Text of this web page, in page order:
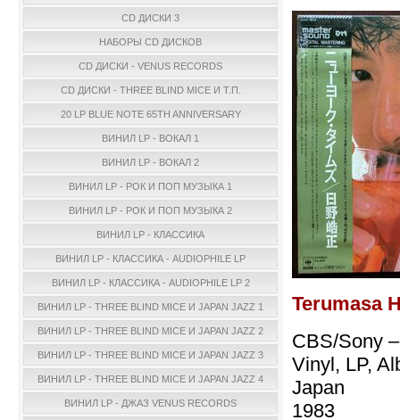
CD ДИСКИ 3
НАБОРЫ CD ДИСКОВ
CD ДИСКИ - VENUS RECORDS
CD ДИСКИ - THREE BLIND MICE И Т.П.
20 LP BLUE NOTE 65TH ANNIVERSARY
ВИНИЛ LP - ВОКАЛ 1
ВИНИЛ LP - ВОКАЛ 2
ВИНИЛ LP - РОК И ПОП МУЗЫКА 1
ВИНИЛ LP - РОК И ПОП МУЗЫКА 2
ВИНИЛ LP - КЛАССИКА
ВИНИЛ LP - КЛАССИКА - AUDIOPHILE LP
ВИНИЛ LP - КЛАССИКА - AUDIOPHILE LP 2
ВИНИЛ LP - THREE BLIND MICE И JAPAN JAZZ 1
ВИНИЛ LP - THREE BLIND MICE И JAPAN JAZZ 2
ВИНИЛ LP - THREE BLIND MICE И JAPAN JAZZ 3
ВИНИЛ LP - THREE BLIND MICE И JAPAN JAZZ 4
ВИНИЛ LP - ДЖАЗ VENUS RECORDS
Terumasa
CBS/Sony
Vinyl, LP,
Japan
1983